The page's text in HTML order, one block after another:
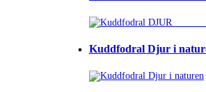
Kuddfodral Djur i